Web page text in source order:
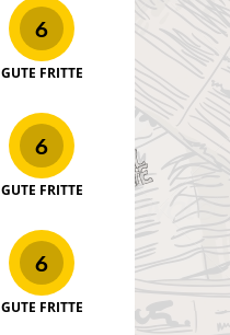
6
GUTE FRITTE
6
GUTE FRITTE
6
GUTE FRITTE